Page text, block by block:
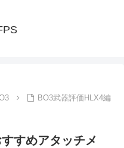
BO3武器評価HLX4編
すめアタッチメ